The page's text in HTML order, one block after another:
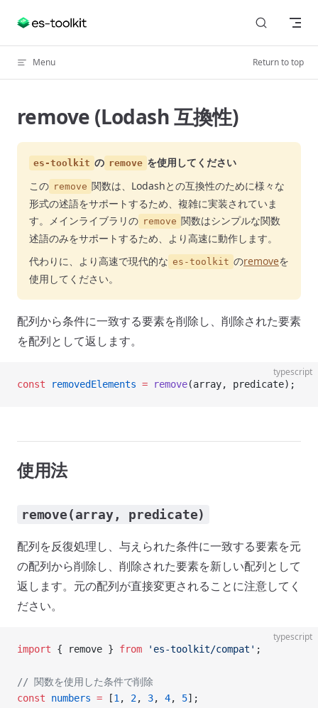
Skip to content
Menu Return to top
remove (Lodash 互換性)
es-toolkit の remove を使用してください
この remove 関数は、Lodashとの互換性のために様々な
形式の述語をサポートするため、複雑に実装されていま
す。メインライブラリの remove 関数はシンプルな関数
述語のみをサポートするため、より高速に動作します。
代わりに、より高速で現代的な es-toolkit のremoveを
使用してください。
配列から条件に一致する要素を削除し、削除された要素
を配列として返します。
typescript
const removedElements = remove(array, predicate);
使用法
remove(array, predicate)
配列を反復処理し、与えられた条件に一致する要素を元
の配列から削除し、削除された要素を新しい配列として
返します。元の配列が直接変更されることに注意してく
ださい。
typescript
import { remove } from 'es-toolkit/compat' ;
// 関数を使用した条件で削除
const numbers = [1 , 2, 3, 4, 5];